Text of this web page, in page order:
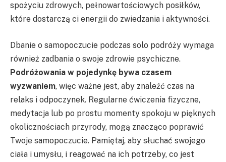
spożyciu zdrowych, pełnowartościowych posiłków,
które dostarczą ci energii do zwiedzania i aktywności.
Dbanie o samopoczucie podczas solo podróży wymaga
również zadbania o swoje zdrowie psychiczne.
Podróżowania w pojedynkę bywa czasem
wyzwaniem, więc ważne jest, aby znaleźć czas na
relaks i odpoczynek. Regularne ćwiczenia fizyczne,
medytacja lub po prostu momenty spokoju w pięknych
okolicznościach przyrody, mogą znacząco poprawić
Twoje samopoczucie. Pamiętaj, aby słuchać swojego
ciała i umysłu, i reagować na ich potrzeby, co jest